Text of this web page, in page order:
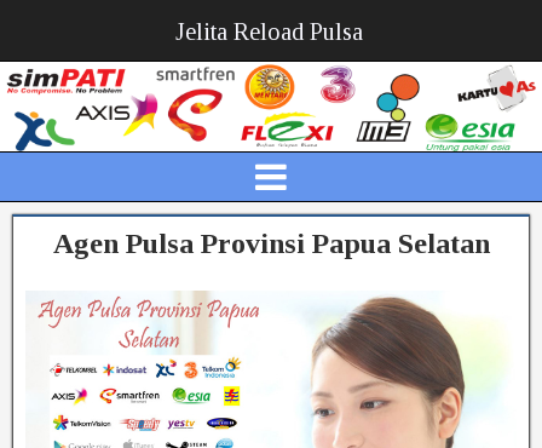
Jelita Reload Pulsa
Agen Pulsa Provinsi Papua Selatan